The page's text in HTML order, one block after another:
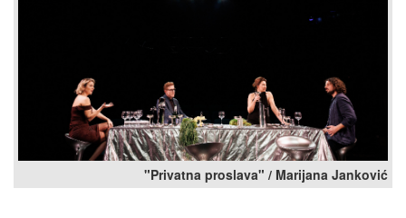
"Privatna proslava" / Marijana Janković